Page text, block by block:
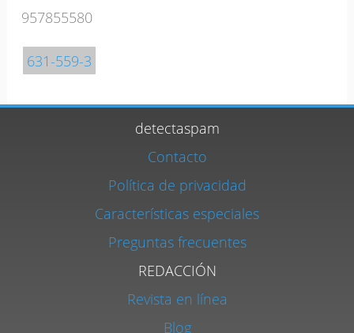
957855580
631-559-3
detectaspam
Contacto
Política de privacidad
Características especiales
Preguntas frecuentes
REDACCIÓN
Revista en línea
Blog